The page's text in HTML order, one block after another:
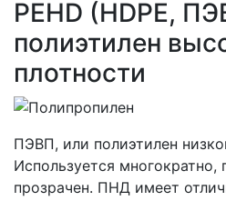
PEHD (HDPE,
полиэтилен
плотности
ПЭВП, или полиэтилен
Используется многократно,
прозрачен. ПНД имеет